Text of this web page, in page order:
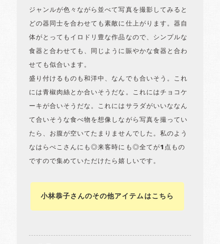
ジャンルが色々ながら並べて写真を撮影してみると
どの器同士を合わせても素敵に仕上がります。器自
体がとってもイロドリ豊な作品なので、シンプルな
食器と合わせても、同じように賑やかな食器と合わ
せても似合います。
盛り付けるものも和洋中、なんでも合いそう。これ
には青椒肉絲とか合いそうだな。これにはチョコケ
ーキが合いそうだな。これにはサラダがいいななん
て合いそうな食べ物を想像しながら写真を撮ってい
たら、お腹が空いてたまりませんでした。私のよう
なはらぺこさんにも◎来客時にも◎全てが1点もの
ですので集めていただけたら嬉しいです。
小林恭子さんのその他アイテムはこちら